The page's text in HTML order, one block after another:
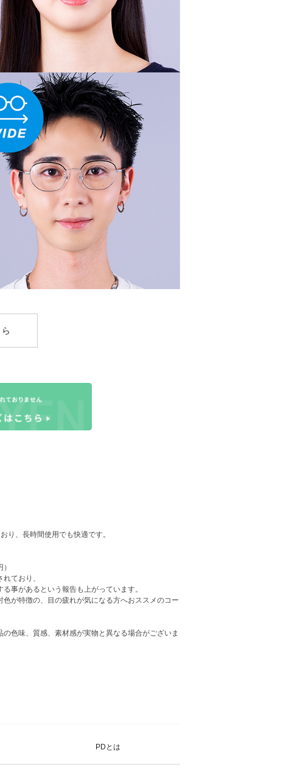
り、長時間使用でも快適です。
ており、
事があるという報告も上がっています。
が特徴の、目の疲れが気になる方へおススメのコー
色味、質感、素材感が実物と異なる場合がございま
PDとは